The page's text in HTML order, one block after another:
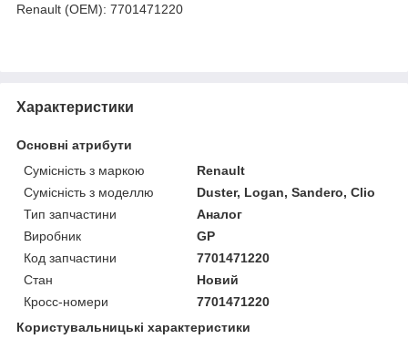
Renault (OEM): 7701471220
Характеристики
Основні атрибути
Сумісність з маркою
Renault
Сумісність з моделлю
Duster, Logan, Sandero, Clio
Тип запчастини
Аналог
Виробник
GP
Код запчастини
7701471220
Стан
Новий
Кросс-номери
7701471220
Користувальницькі характеристики